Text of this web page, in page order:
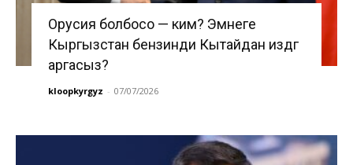
Орусия болбосо — ким? Эмнеге
Кыргызстан бензинди Кытайдан издөөгө
аргасыз?
kloopkyrgyz - 07/07/2026